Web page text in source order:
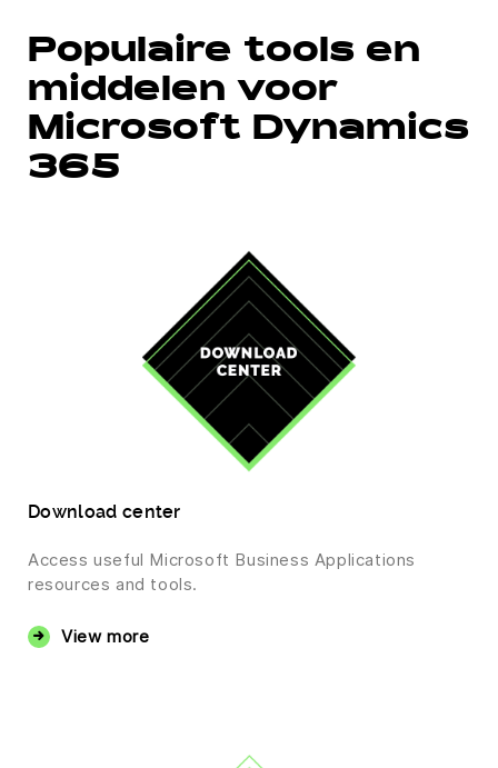
Populaire tools en
middelen voor
Microsoft Dynamics
365
Download center
Access useful Microsoft Business Applications
resources and tools.
View more